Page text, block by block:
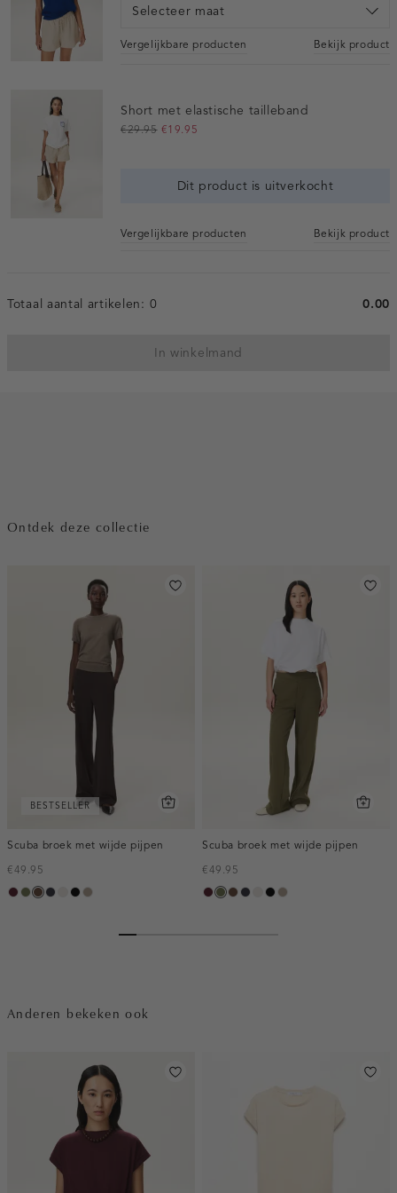
Selecteer maat
Vergelijkbare producten Bekijk product
Short met elastische tailleband
€29.95 €19.95
Dit product is uitverkocht
Vergelijkbare producten Bekijk product
Totaal aantal artikelen: 0 0.00
In winkelmand
Ontdek deze collectie
BESTSELLER
Scuba broek met wijde pijpen
€49.95
pruim,
groen,
donkerbruin
blauw,
kitzwarttaupe,
Scuba broek met wijde pijpen
€49.95
pruim,
groen,
donkerbruin
blauw,
kitzwarttaupe,
Anderen bekeken ook